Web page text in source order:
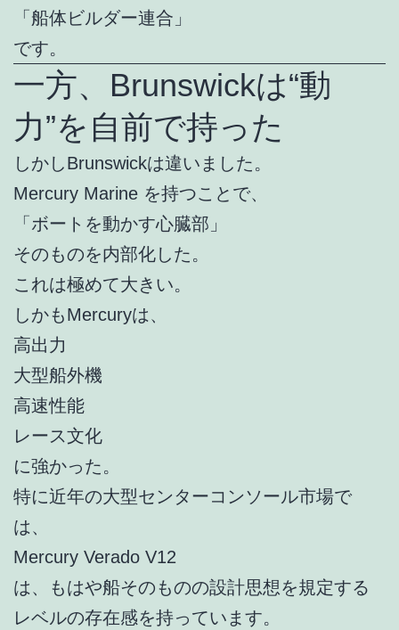
「船体ビルダー連合」
です。
一方、Brunswickは“動
力”を自前で持った
しかしBrunswickは違いました。
Mercury Marine を持つことで、
「ボートを動かす心臓部」
そのものを内部化した。
これは極めて大きい。
しかもMercuryは、
高出力
大型船外機
高速性能
レース文化
に強かった。
特に近年の大型センターコンソール市場で
は、
Mercury Verado V12
は、もはや船そのものの設計思想を規定する
レベルの存在感を持っています。